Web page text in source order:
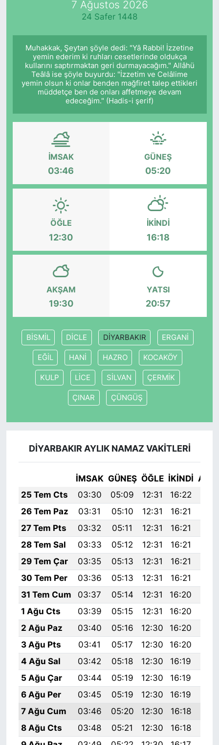
7 Ağustos 2026
24 Safer 1448
Muhakkak, Şeytan şöyle dedi: "Yâ Rabbi! İzzetine
yemin ederim ki ruhları cesetlerinde oldukça
kullarını saptırmaktan geri durmayacağım." Allâhü
Teâlâ ise şöyle buyurdu: "İzzetim ve Celâlime
yemin olsun ki onlar benden mağfiret talep ettikleri
müddetçe ben de onları affetmeye devam
edeceğim." (Hadis-i şerif)
İMSAK
03:46
GÜNEŞ
05:20
ÖĞLE
12:30
İKINDI
16:18
AKŞAM
19:30
YATSI
20:57
BİSMİL DİCLE DİYARBAKIR ERGANİ
EĞİL HANİ HAZRO KOCAKÖY
KULP LİCE SİLVAN ÇERMİK
ÇINAR ÇÜNGÜŞ
DİYARBAKIR AYLIK NAMAZ VAKITLERI
İMSAK GÜNEŞ ÖĞLE İKINDI
25 Tem Cts
03:30 05:09 12:31 16:22
26 Tem Paz
03:31 05:10 12:31 16:21
27 Tem Pts
03:32 05:11 12:31 16:21
28 Tem Sal
03:33 05:12 12:31 16:21
29 Tem Çar
03:35 05:13 12:31 16:21
30 Tem Per
03:36 05:13 12:31 16:21
31 Tem Cum
03:37 05:14 12:31 16:20
1 Ağu Cts
03:39 05:15 12:31 16:20
2 Ağu Paz
03:40 05:16 12:30 16:20
3 Ağu Pts
03:41 05:17 12:30 16:20
4 Ağu Sal
03:42 05:18 12:30 16:19
5 Ağu Çar
03:44 05:19 12:30 16:19
6 Ağu Per
03:45 05:19 12:30 16:19
7 Ağu Cum
03:46 05:20 12:30 16:18
8 Ağu Cts
03:48 05:21 12:30 16:18
KÖŞE YAZILARI
KÖŞE YAZILARI (Arşiv)
KÜLTÜR SANAT
MAGAZİN
SAĞLIK
SARIYER HABERLERİ
SEKTÖR
SİYASET
SON DAKİKA HABERİ
SPOR
TEKNOLOJİ
TÜRKİYE VE DÜNYA GÜNDEMİ
VİDEO GALERİ